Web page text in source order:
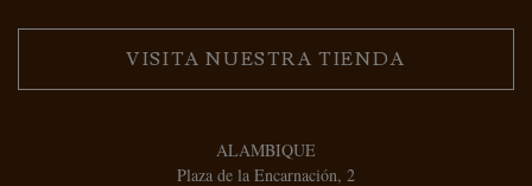
VISITA NUESTRA TIENDA
ALAMBIQUE
Plaza de la Encarnación, 2